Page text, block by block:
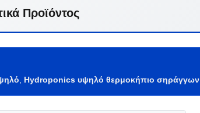
Προϊόντος
Hydroponics υψηλό θερμοκήπιο σηράγγων